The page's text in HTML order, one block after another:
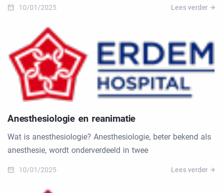
10/01/2025 Lees verder
Anesthesiologie en reanimatie
Wat is anesthesiologie? Anesthesiologie, beter bekend als
anesthesie, wordt onderverdeeld in twee
10/01/2025 Lees verder